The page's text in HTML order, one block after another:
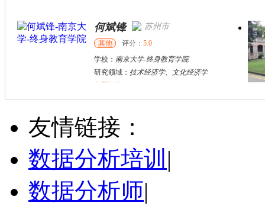
何斌锋 苏州市
其他 评分： 5.0
学校： 南京大学-终身教育学院
研究领域： 技术经济学、文化经济学
立即咨询
黄和平 南昌市
博导
学校：江西财经大学
立即咨询
友情链接：
数据分析培训 |
数据分析师|